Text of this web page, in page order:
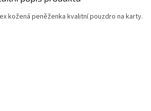
kožená peněženka kvalitní pouzdro na karty.